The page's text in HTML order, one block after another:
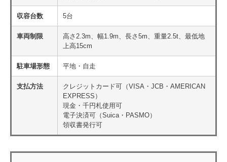
収容台数 5台
車両制限
高さ2.3m、幅1.9m、長さ5m、重量2.5t、最低地
上高15cm
駐車場形態 平地・自走
支払方法
クレジットカード可（VISA・JCB・AMERICAN
EXPRESS）
現金・千円札使用可
電子決済可（Suica・PASMO）
領収書発行可